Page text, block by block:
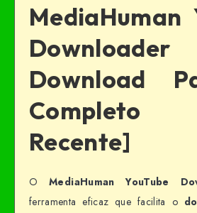
MediaHuman
Download
Completo
Recente]
OMediaHuman YouTube
ferramenta eficaz que facilita o